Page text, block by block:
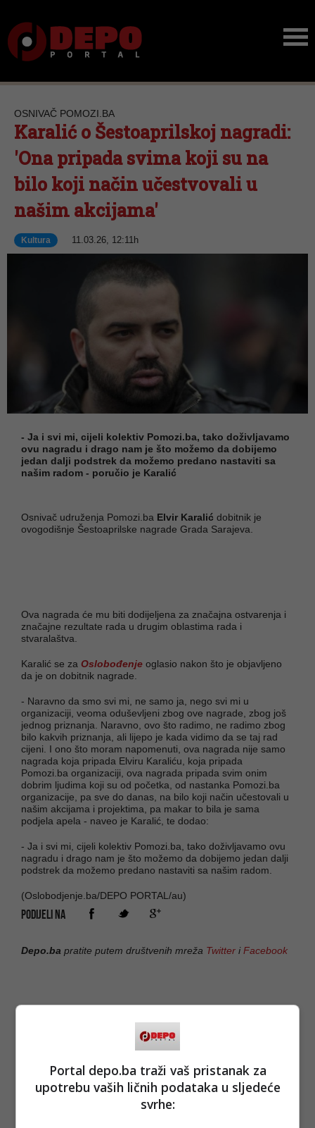
OSNIVAČ POMOZI.BA
Karalić o Šestoaprilskoj nagradi:
'Ona pripada svima koji su na
bilo koji način učestvovali u
našim akcijama'
Kultura 11.03.26, 12:11h
- Ja i svi mi, cijeli kolektiv Pomozi.ba, tako doživljavamo
ovu nagradu i drago nam je što možemo da dobijemo
jedan dalji podstrek da možemo predano nastaviti sa
našim radom - poručio je Karalić
Osnivač udruženja Pomozi.ba Elvir Karalić dobitnik je
ovogodišnje Šestoaprilske nagrade Grada Sarajeva.
Ova nagrada će mu biti dodijeljena za značajna ostvarenja i
značajne rezultate rada u drugim oblastima rada i
stvaralaštva.
Karalić se za Oslobođenje oglasio nakon što je objavljeno
da je on dobitnik nagrade.
- Naravno da smo svi mi, ne samo ja, nego svi mi u
organizaciji, veoma oduševljeni zbog ove nagrade, zbog još
jednog priznanja. Naravno, ovo što radimo, ne radimo zbog
bilo kakvih priznanja, ali lijepo je kada vidimo da se taj rad
cijeni. I ono što moram napomenuti, ova nagrada nije samo
nagrada koja pripada Elviru Karaliću, koja pripada
Pomozi.ba organizaciji, ova nagrada pripada svim onim
dobrim ljudima koji su od početka, od nastanka Pomozi.ba
organizacije, pa sve do danas, na bilo koji način učestovali u
našim akcijama i projektima, pa makar to bila je sama
podjela apela - naveo je Karalić, te dodao:
- Ja i svi mi, cijeli kolektiv Pomozi.ba, tako doživljavamo ovu
nagradu i drago nam je što možemo da dobijemo jedan dalji
podstrek da možemo predano nastaviti sa našim radom.
(Oslobodjenje.ba/DEPO PORTAL/au)
PODIJELI NA
Depo.ba pratite putem društvenih mreža Twitter iFacebook
Portal depo.ba traži vaš pristanak za
upotrebu vaših ličnih podataka u sljedeće
svrhe: